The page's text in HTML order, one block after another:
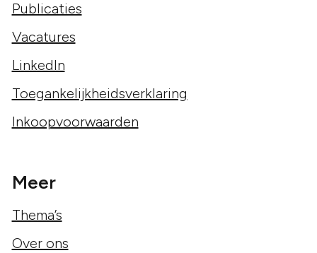
Publicaties
Vacatures
LinkedIn
Toegankelijkheidsverklaring
Inkoopvoorwaarden
Meer
Thema’s
Over ons